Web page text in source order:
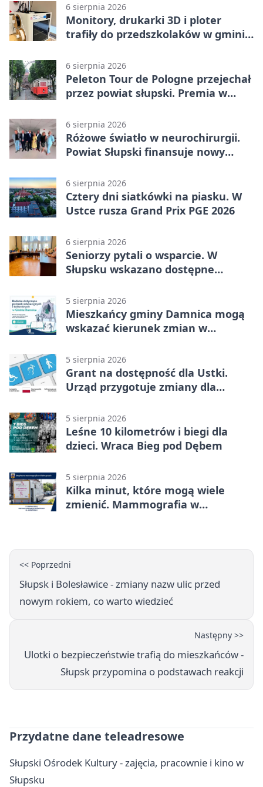
6 sierpnia 2026
Monitory, drukarki 3D i ploter
trafiły do przedszkolaków w gminie
6 sierpnia 2026
Peleton Tour de Pologne przejechał
przez powiat słupski. Premia w
6 sierpnia 2026
Różowe światło w neurochirurgii.
Powiat Słupski finansuje nowy
6 sierpnia 2026
Cztery dni siatkówki na piasku. W
Ustce rusza Grand Prix PGE 2026
6 sierpnia 2026
Seniorzy pytali o wsparcie. W
Słupsku wskazano dostępne
5 sierpnia 2026
Mieszkańcy gminy Damnica mogą
wskazać kierunek zmian w
5 sierpnia 2026
Grant na dostępność dla Ustki.
Urząd przygotuje zmiany dla
5 sierpnia 2026
Leśne 10 kilometrów i biegi dla
dzieci. Wraca Bieg pod Dębem
5 sierpnia 2026
Kilka minut, które mogą wiele
zmienić. Mammografia w
<< Poprzedni
Słupsk i Bolesławice - zmiany nazw ulic przed
nowym rokiem, co warto wiedzieć
Następny >>
Ulotki o bezpieczeństwie trafią do mieszkańców -
Słupsk przypomina o podstawach reakcji
Przydatne dane teleadresowe
Słupski Ośrodek Kultury - zajęcia, pracownie i kino w
Słupsku